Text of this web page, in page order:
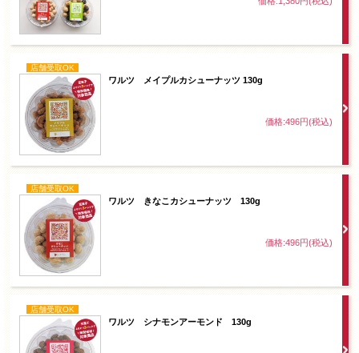
店舗受取OK
ワルツ メイプルカシューナッツ 130g
価格:496円(税込)
店舗受取OK
ワルツ きなこカシューナッツ 130g
価格:496円(税込)
店舗受取OK
ワルツ シナモンアーモンド 130g